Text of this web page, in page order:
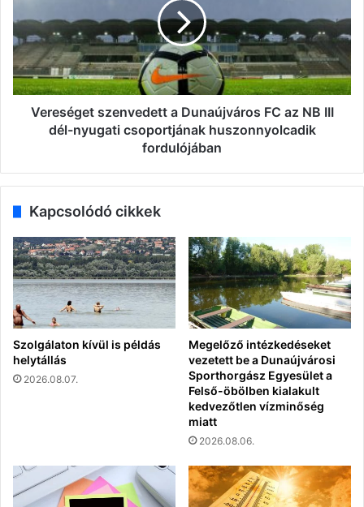
FC
az
NB
III
dél-
nyugati
csoportjának
Vereséget szenvedett a Dunaújváros FC az NB III
dél-nyugati csoportjának huszonnyolcadik
fordulójában
Kapcsolódó cikkek
Szolgálaton kívül is példás
helytállás
2026.08.07.
Megelőző intézkedéseket
vezetett be a Dunaújvárosi
Sporthorgász Egyesület a
Felső-öbölben kialakult
kedvezőtlen vízminőség
miatt
2026.08.06.